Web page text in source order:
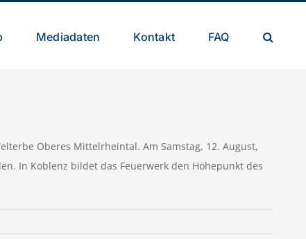
Mediadaten Kontakt FAQ
Oberes Mittelrheintal. Am Samstag, 12. August,
In Koblenz bildet das Feuerwerk den Höhepunkt des